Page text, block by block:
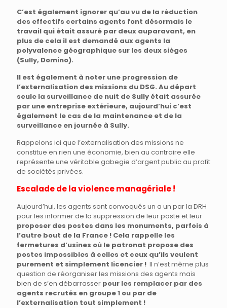
C’est également ignorer qu’au vu de la réduction
des effectifs certains agents font désormais le
travail qui était assuré par deux auparavant, en
plus de cela il est demandé aux agents la
polyvalence géographique sur les deux sièges
(Sully, Domino).
Il est également à noter une progression de
l’externalisation des missions du DSG. Au départ
seule la surveillance de nuit de Sully était assurée
par une entreprise extérieure, aujourd’hui c’est
également le cas de la maintenance et de la
surveillance en journée à Sully.
Rappelons ici que l’externalisation des missions ne
constitue en rien une économie, bien au contraire elle
représente une véritable gabegie d’argent public au profit
de sociétés privées.
Escalade de la violence managériale !
Aujourd’hui, les agents sont convoqués un a un par la DRH
pour les informer de la suppression de leur poste et leur
proposer des postes dans les monuments, parfois à
l’autre bout de la France ! Cela rappelle les
fermetures d’usines où le patronat propose des
postes impossibles à celles et ceux qu’ils veulent
purement et simplement licencier ! Il n’est même plus
question de réorganiser les missions des agents mais
bien de s’en débarrasser pour les remplacer par des
agents recrutés en groupe 1 ou par de
l’externalisation tout simplement !